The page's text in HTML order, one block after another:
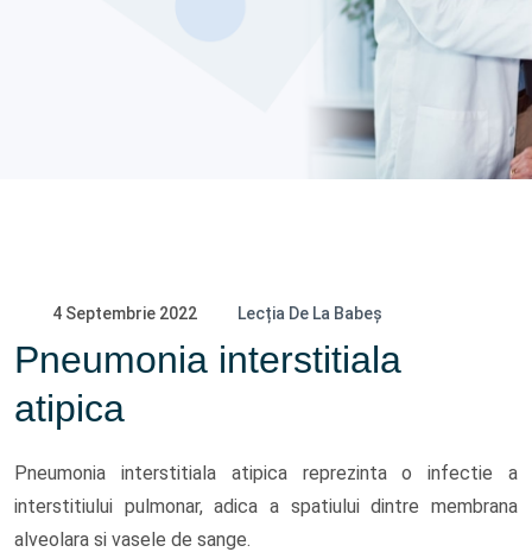
4 Septembrie 2022 Lecția De La Babeș
Pneumonia interstitiala
atipica
Pneumonia interstitiala atipica reprezinta o infectie a
interstitiului pulmonar, adica a spatiului dintre membrana
alveolara si vasele de sange.